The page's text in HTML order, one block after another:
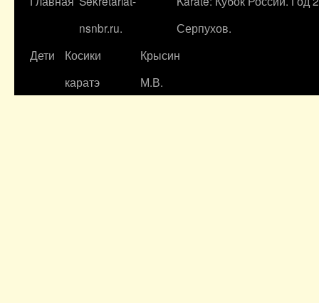
nsnbr.ru.
Серпухов.
Дети
Косики
каратэ
Крысин
М.В.